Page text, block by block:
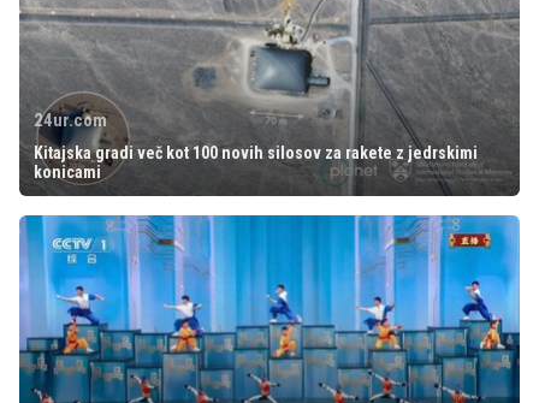
24ur.com
Kitajska gradi več kot 100 novih silosov za rakete z jedrskimi
konicami